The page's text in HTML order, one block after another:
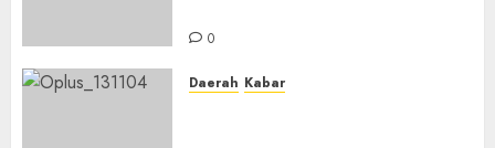
0
Daerah Kabar